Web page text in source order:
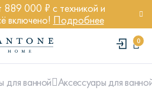
889 000 ₽ с техникой и
включено! Подробнее
0
для ванной Аксессуары для